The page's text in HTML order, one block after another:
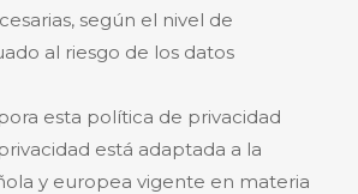
según el nivel de
al riesgo de los datos
esta política de privacidad
está adaptada a la
y europea vigente en materia